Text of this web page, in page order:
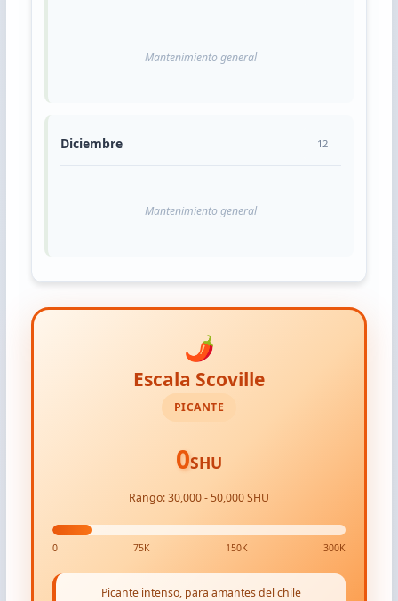
Mantenimiento general
Diciembre 12
Mantenimiento general
🌶️
Escala Scoville
PICANTE
0SHU
Rango: 30,000 - 50,000 SHU
0 75K 150K 300K
Picante intenso, para amantes del chile